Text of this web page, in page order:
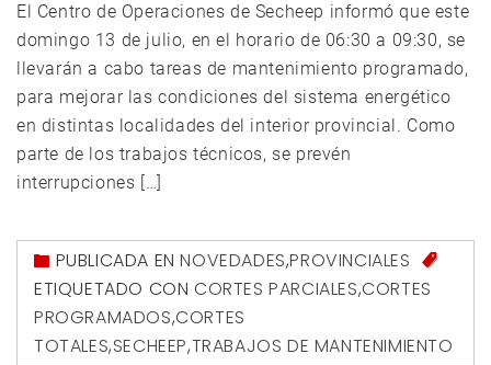
El Centro de Operaciones de Secheep informó que este
domingo 13 de julio, en el horario de 06:30 a 09:30, se
llevarán a cabo tareas de mantenimiento programado,
para mejorar las condiciones del sistema energético
en distintas localidades del interior provincial. Como
parte de los trabajos técnicos, se prevén
interrupciones […]
PUBLICADA ENNOVEDADES,PROVINCIALES
ETIQUETADO CON CORTES PARCIALES,CORTES
PROGRAMADOS,CORTES
TOTALES,SECHEEP,TRABAJOS DE MANTENIMIENTO